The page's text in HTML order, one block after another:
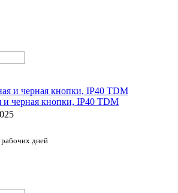
черная кнопки, IP40 TDM
дней